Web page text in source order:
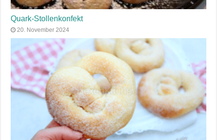
Quark-Stollenkonfekt
20. November 2024